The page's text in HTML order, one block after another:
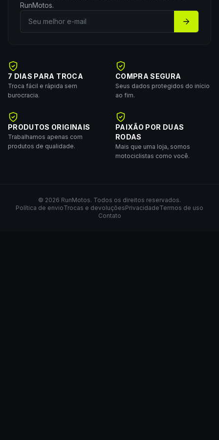
RunMotos.
7 DIAS PARA TROCA
Troca fácil e rápida sem
burocracia.
COMPRA SEGURA
Seus dados protegidos do início
ao fim.
PRODUTOS ORIGINAIS
Trabalhamos apenas com
produtos de qualidade.
PAIXÃO POR DUAS
RODAS
Mais que uma loja, somos
motociclistas como você.
© 2026 RunMotos. Todos os direitos reservados.
Política de envioTrocas e devoluçõesPrivacidadeTermos de uso
Contato